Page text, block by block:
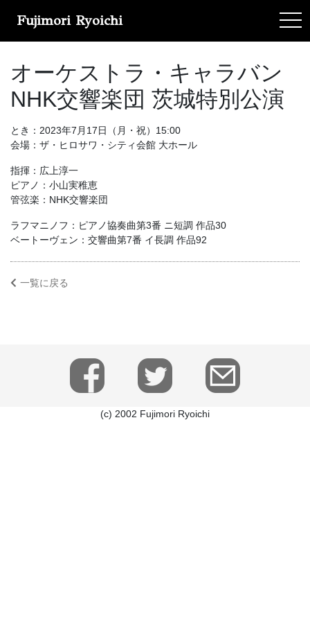
Fujimori Ryoichi
オーケストラ・キャラバン
NHK交響楽団 茨城特別公演
とき：2023年7月17日（月・祝）15:00
会場：ザ・ヒロサワ・シティ会館 大ホール
指揮：広上淳一
ピアノ：小山実稚恵
管弦楽：NHK交響楽団
ラフマニノフ：ピアノ協奏曲第3番 ニ短調 作品30
ベートーヴェン：交響曲第7番 イ長調 作品92
一覧に戻る
(c) 2002 Fujimori Ryoichi